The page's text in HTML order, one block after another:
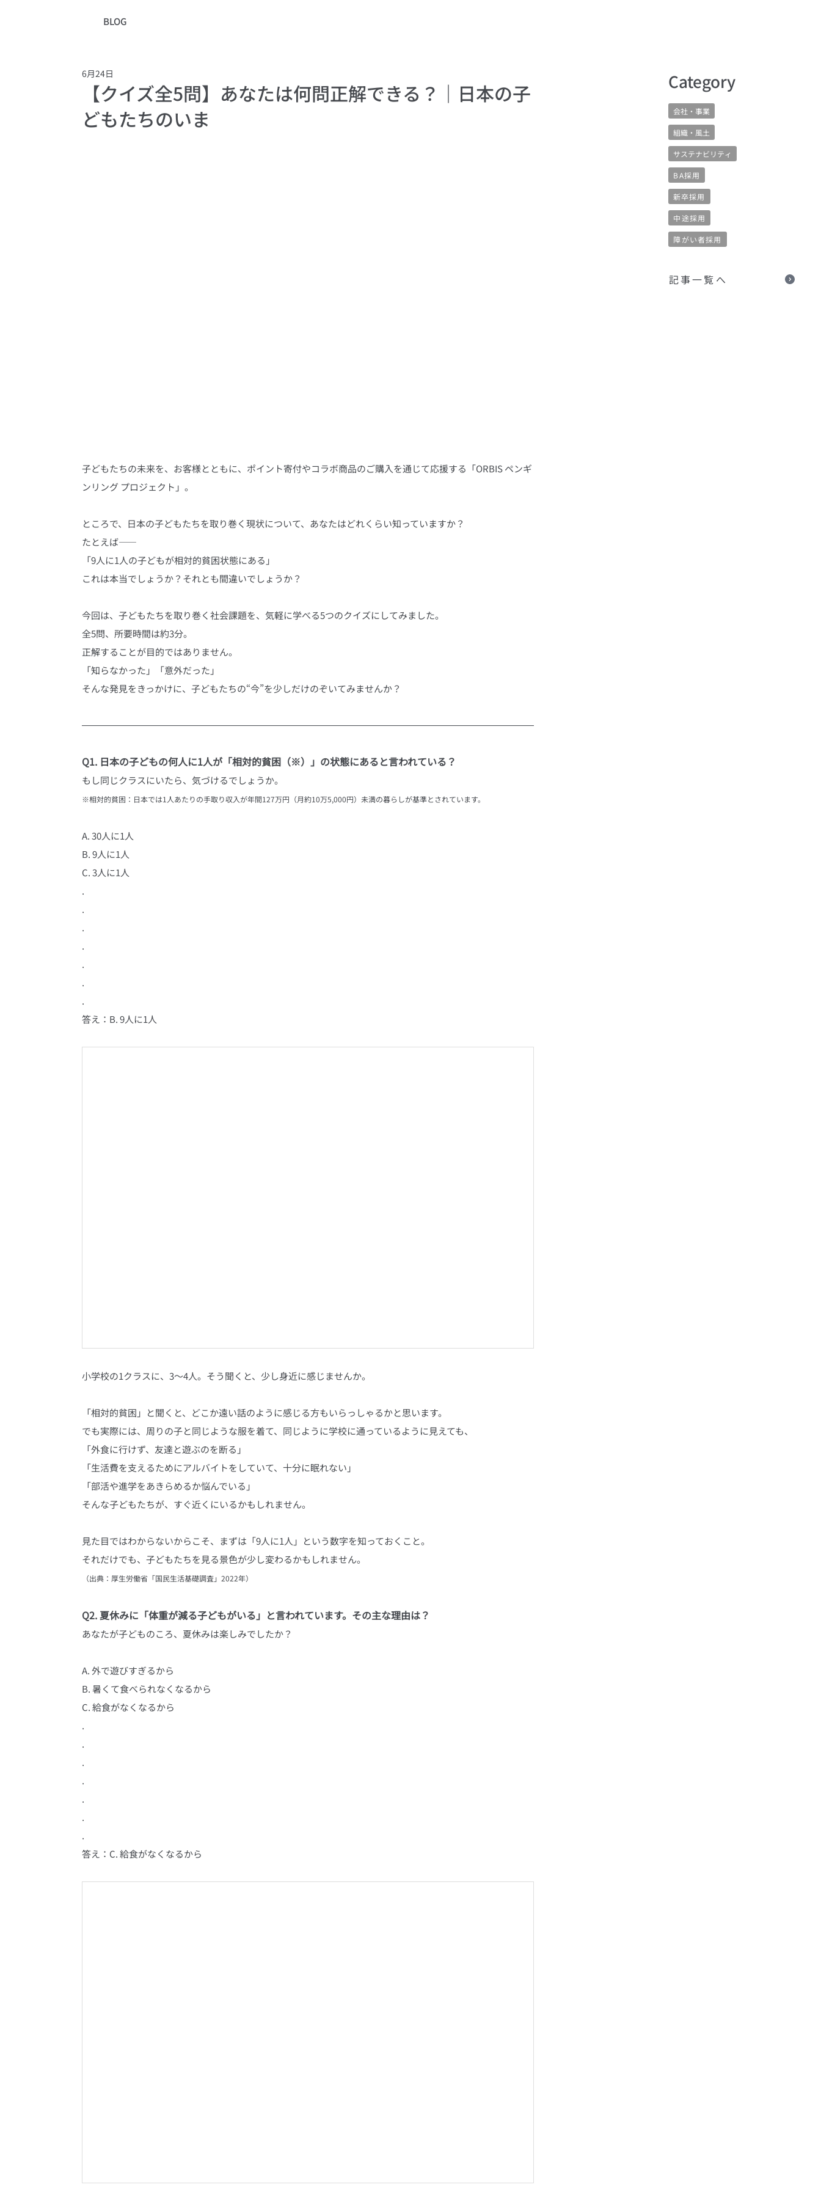
BLOG
​Category
会社・事業
組織・風土
サステナビリティ
BA採用
新卒採用
中途採用
障がい者採用
記事一覧へ
【クイズ全5問】あなたは何問正解できる？｜日本の子
どもたちのいま
6月24日
子どもたちの未来を、お客様とともに、ポイント寄付やコラボ商品のご購入を通じて応援する「ORBIS ペンギ
ンリング プロジェクト」。
ところで、日本の子どもたちを取り巻く現状について、あなたはどれくらい知っていますか？
たとえば――
「9人に1人の子どもが相対的貧困状態にある」
これは本当でしょうか？それとも間違いでしょうか？
今回は、子どもたちを取り巻く社会課題を、気軽に学べる5つのクイズにしてみました。
全5問、所要時間は約3分。
正解することが目的ではありません。
「知らなかった」「意外だった」
そんな発見をきっかけに、子どもたちの“今”を少しだけのぞいてみませんか？
Q1. 日本の子どもの何人に1人が「相対的貧困（※）」の状態にあると言われている？
もし同じクラスにいたら、気づけるでしょうか。
※相対的貧困：日本では1人あたりの手取り収入が年間127万円（月約10万5,000円）未満の暮らしが基準とされています。
A. 30人に1人
B. 9人に1人
C. 3人に1人
.
.
.
.
.
.
.
答え：B. 9人に1人
小学校の1クラスに、3〜4人。そう聞くと、少し身近に感じませんか。
「相対的貧困」と聞くと、どこか遠い話のように感じる方もいらっしゃるかと思います。
でも実際には、周りの子と同じような服を着て、同じように学校に通っているように見えても、
「外食に行けず、友達と遊ぶのを断る」
「生活費を支えるためにアルバイトをしていて、十分に眠れない」
「部活や進学をあきらめるか悩んでいる」
そんな子どもたちが、すぐ近くにいるかもしれません。
見た目ではわからないからこそ、まずは「9人に1人」という数字を知っておくこと。
それだけでも、子どもたちを見る景色が少し変わるかもしれません。
（出典：厚生労働省「国民生活基礎調査」2022年）
Q2. 夏休みに「体重が減る子どもがいる」と言われています。その主な理由は？
あなたが子どものころ、夏休みは楽しみでしたか？
A. 外で遊びすぎるから
B. 暑くて食べられなくなるから
C. 給食がなくなるから
.
.
.
.
.
.
.
答え：C. 給食がなくなるから